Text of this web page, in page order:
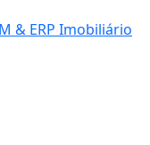
& ERP Imobiliário